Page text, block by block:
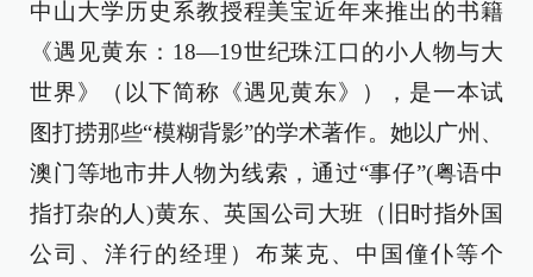
中山大学历史系教授程美宝近年来推出的书籍
《遇见黄东：18—19世纪珠江口的小人物与大
世界》（以下简称《遇见黄东》），是一本试
图打捞那些“模糊背影”的学术著作。她以广州、
澳门等地市井人物为线索，通过“事仔”(粤语中
指打杂的人)黄东、英国公司大班（旧时指外国
公司、洋行的经理）布莱克、中国僮仆等个